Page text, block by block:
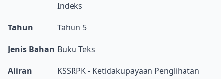
Indeks
Tahun
Tahun 5
Jenis Bahan Buku Teks
Aliran
KSSRPK - Ketidakupayaan Penglihatan